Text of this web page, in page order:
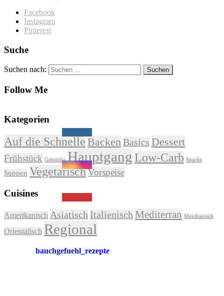
Facebook
Instagram
Pinterest
Suche
Suchen nach:
Follow Me
Kategorien
Auf die Schnelle BackenBasics Dessert
Frühstück Getränke Hauptgang Low-Carb Snacks
Suppen VegetarischVorspeise
Cuisines
Amerikanisch Asiatisch Italienisch Mediterran Mexikanisch
Orientalisch Regional
bauchgefuehl_rezepte